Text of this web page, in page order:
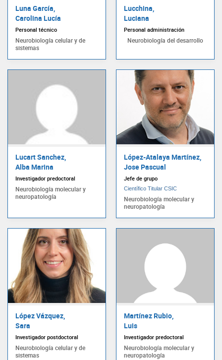
Luna García,
Carolina Lucía
Personal técnico
Neurobiología celular y de
sistemas
Lucchina,
Luciana
Personal administración
Neurobiología del desarrollo
Lucart Sanchez,
Alba Marina
Investigador predoctoral
Neurobiología molecular y
neuropatología
López-Atalaya Martínez,
Jose Pascual
Jefe de grupo
Científico Titular CSIC
Neurobiología molecular y
neuropatología
López Vázquez,
Sara
Investigador postdoctoral
Neurobiología celular y de
sistemas
Martínez Rubio,
Luis
Investigador predoctoral
Neurobiología molecular y
neuropatología